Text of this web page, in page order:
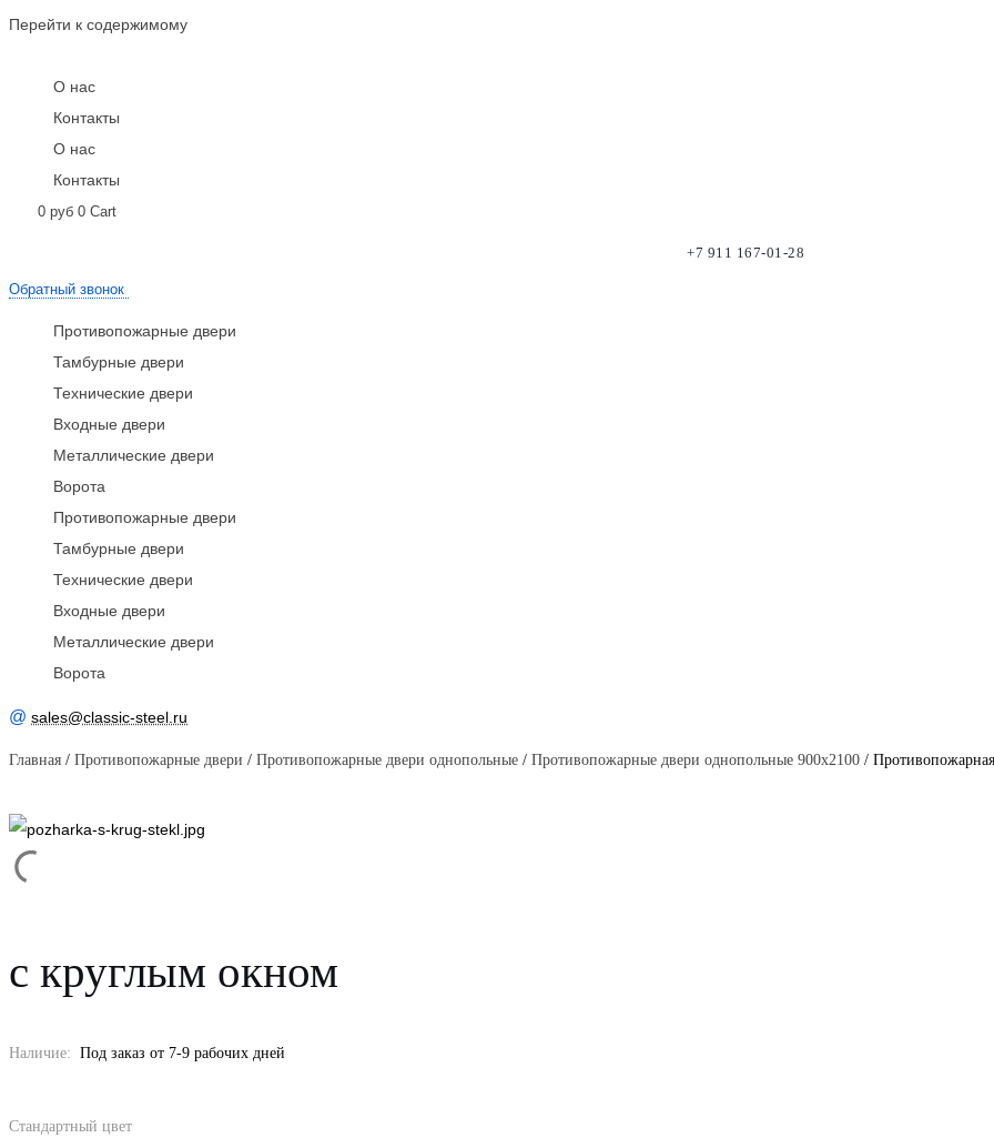
Перейти к содержимому
О нас
Контакты
О нас
Контакты
0 руб 0 Cart
+7 911 167-01-28
Обратный звонок
Противопожарные двери
Тамбурные двери
Технические двери
Входные двери
Металлические двери
Ворота
Противопожарные двери
Тамбурные двери
Технические двери
Входные двери
Металлические двери
Ворота
@ sales@classic-steel.ru
Главная / Противопожарные двери / Противопожарные двери однопольные / Противопожарные двери однопольные 900x2100 /
с круглым окном
Наличие: Под заказ от 7-9 рабочих дней
Стандартный цвет